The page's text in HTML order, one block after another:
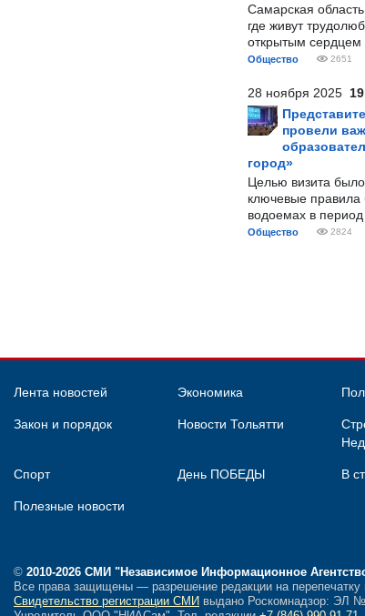
Самарская
где живут
открытым сердцем
Общество 2651
28 ноября 2025
провели
город»
Целью визита
ключевые правила
водоемах в
Общество 2824
Лента новостей Экономика
Закон и порядок Новости Тольятти
Спорт День ПОБЕДЫ В
Полезные новости
© 2010-2026 СМИ "Независимое Информационное
Все права защищены — разрешение редакции на
Свидетельство регистрации СМИ выдано Роскомнадзор: ЭЛ